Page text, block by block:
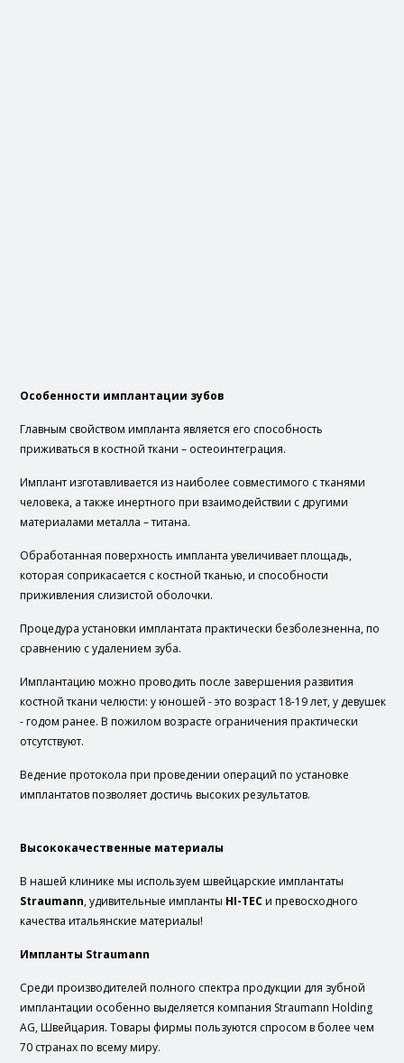
Особенности имплантации зубов
Главным свойством импланта является его способность
приживаться в костной ткани – остеоинтеграция.
Имплант изготавливается из наиболее совместимого с тканями
человека, а также инертного при взаимодействии с другими
материалами металла – титана.
Обработанная поверхность импланта увеличивает площадь,
которая соприкасается с костной тканью, и способности
приживления слизистой оболочки.
Процедура установки имплантата практически безболезненна, по
сравнению с удалением зуба.
Имплантацию можно проводить после завершения развития
костной ткани челюсти: у юношей - это возраст 18-19 лет, у девушек
- годом ранее. В пожилом возрасте ограничения практически
отсутствуют.
Ведение протокола при проведении операций по установке
имплантатов позволяет достичь высоких результатов.
Высококачественные материалы
В нашей клинике мы используем швейцарские имплантаты
Straumann, удивительные импланты HI-TEC и превосходного
качества итальянские материалы!
Импланты Straumann
Среди производителей полного спектра продукции для зубной
имплантации особенно выделяется компания Straumann Holding
AG, Швейцария. Товары фирмы пользуются спросом в более чем
70 странах по всему миру.